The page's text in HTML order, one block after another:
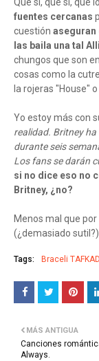
Que sí, que sí, que
fuentes cercanas
cuestión aseguran
las baila una tal
chungos que son
cosas como la
la rojeras "House"
Yo estoy más con
realidad. Britney
durante seis
Los fans se darán
si no dice eso no
Britney, ¿no?
Menos mal que
(¿demasiado
Tags: Braceli
MÁS ANTIGUA
Canciones
Always.